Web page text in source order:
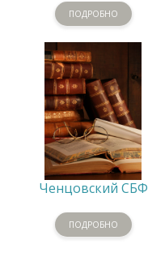
ПОДРОБНО
Ченцовский СБФ
ПОДРОБНО